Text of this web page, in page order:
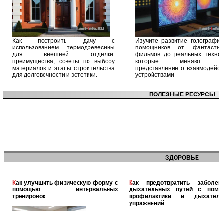
Как построить дачу с
использованием термодревесины
для внешней отделки:
преимущества, советы по выбору
материалов и этапы строительства
для долговечности и эстетики.
Изучите развитие
помощников от
фильмов до реальных
которые меняют
представление о
устройствами.
ПОЛЕЗНЫЕ РЕСУРСЫ
ЗДОРОВЬЕ
Как улучшить физическую форму с
помощью интервальных
тренировок
Как предотвратить заболевания
дыхательных путей с
профилактики и
упражнений